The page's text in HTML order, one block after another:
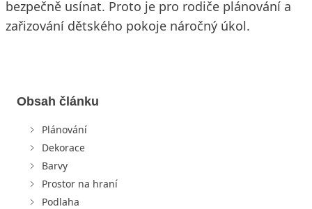
bezpečně usínat. Proto je pro rodiče plánování a
zařizování dětského pokoje náročný úkol.
Obsah článku
Plánování
Dekorace
Barvy
Prostor na hraní
Podlaha